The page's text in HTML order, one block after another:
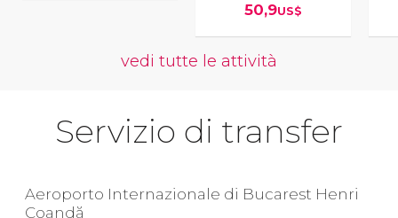
50,9US$
vedi tutte le attività
Servizio di transfer
Aeroporto Internazionale di Bucarest Henri
Coandă